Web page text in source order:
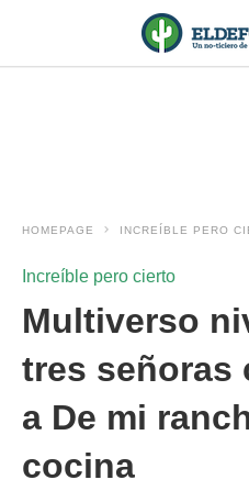
HOMEPAGE INCREÍBLE PERO
Increíble pero cierto
Multiverso
tres señoras
a De mi
cocina